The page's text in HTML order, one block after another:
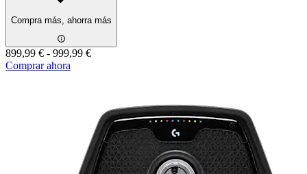
Compra más, ahorra más
899,99 € - 999,99 €
Comprar ahora